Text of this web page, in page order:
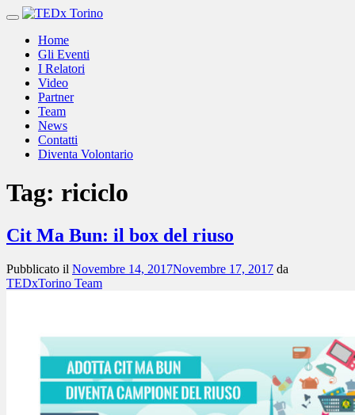
Vai
contenutoHome
Gli Eventi
I Relatori
Video
Partner
Team
News
Contatti
Diventa Volontario
Tag: riciclo
Cit Ma Bun: il box del riuso
Pubblicato il Novembre 14, 2017Novembre 17, 2017 da
TEDxTorino Team